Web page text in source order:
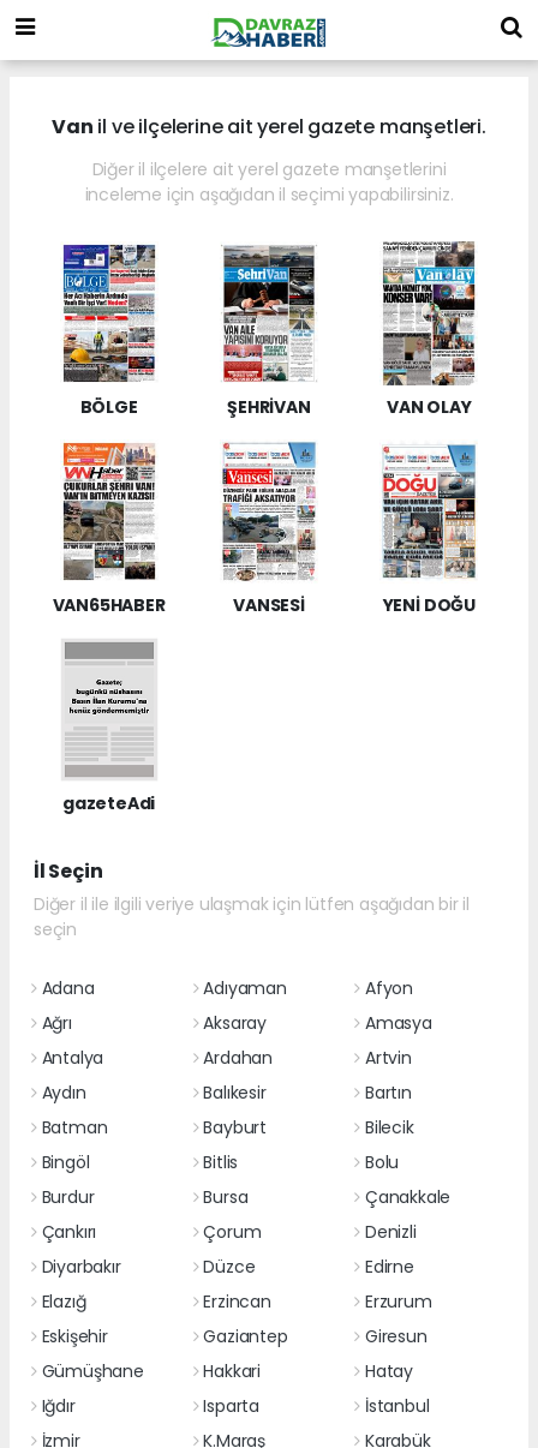
Van il ve ilçelerine ait yerel gazete manşetleri.
Diğer il ilçelere ait yerel gazete manşetlerini
inceleme için aşağıdan il seçimi yapabilirsiniz.
BÖLGE ŞEHRİVAN VAN OLAY
VAN65HABER VANSESİ YENİ DOĞU
gazeteAdi
İl Seçin
Diğer il ile ilgili veriye ulaşmak için lütfen aşağıdan bir il
seçin
Adana Adıyaman
Afyon
Ağrı
Aksaray
Amasya
Antalya
Ardahan
Artvin
Aydın
Balıkesir
Bartın
Batman
Bayburt
Bilecik
Bingöl
Bitlis
Bolu
Burdur
Bursa
Çanakkale
Çankırı
Çorum
Denizli
Diyarbakır
Düzce
Edirne
Elazığ
Erzincan
Erzurum
Eskişehir
Gaziantep
Giresun
Gümüşhane
Hakkari
Hatay
Iğdır
Isparta
İstanbul
İzmir
K.Maraş
Karabük